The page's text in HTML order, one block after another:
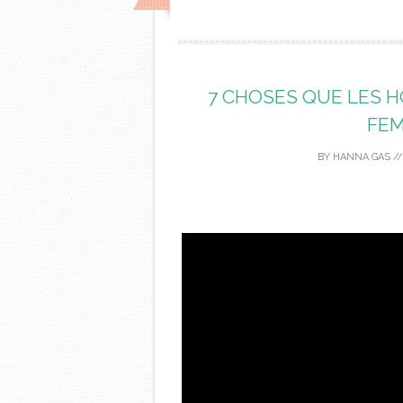
7 CHOSES QUE LES
BY HANNA GAS//